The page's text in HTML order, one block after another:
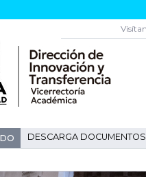
DESCARGA